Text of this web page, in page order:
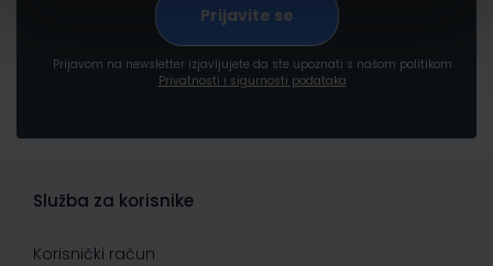
Prijavom na newsletter izjavljujete da ste upoznati s našom politikom
Privatnosti i sigurnosti podataka
Služba za korisnike
Korisnički račun